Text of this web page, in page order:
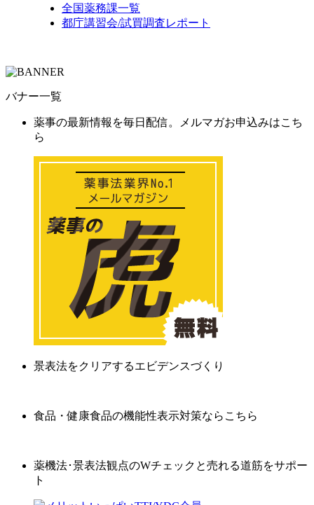
全国薬務課一覧
都庁講習会/試買調査レポート
バナー一覧
薬事の最新情報を毎日配信。メルマガお申込みはこち
ら
景表法をクリアするエビデンスづくり
食品・健康食品の機能性表示対策ならこちら
薬機法･景表法観点のWチェックと売れる道筋をサポー
ト